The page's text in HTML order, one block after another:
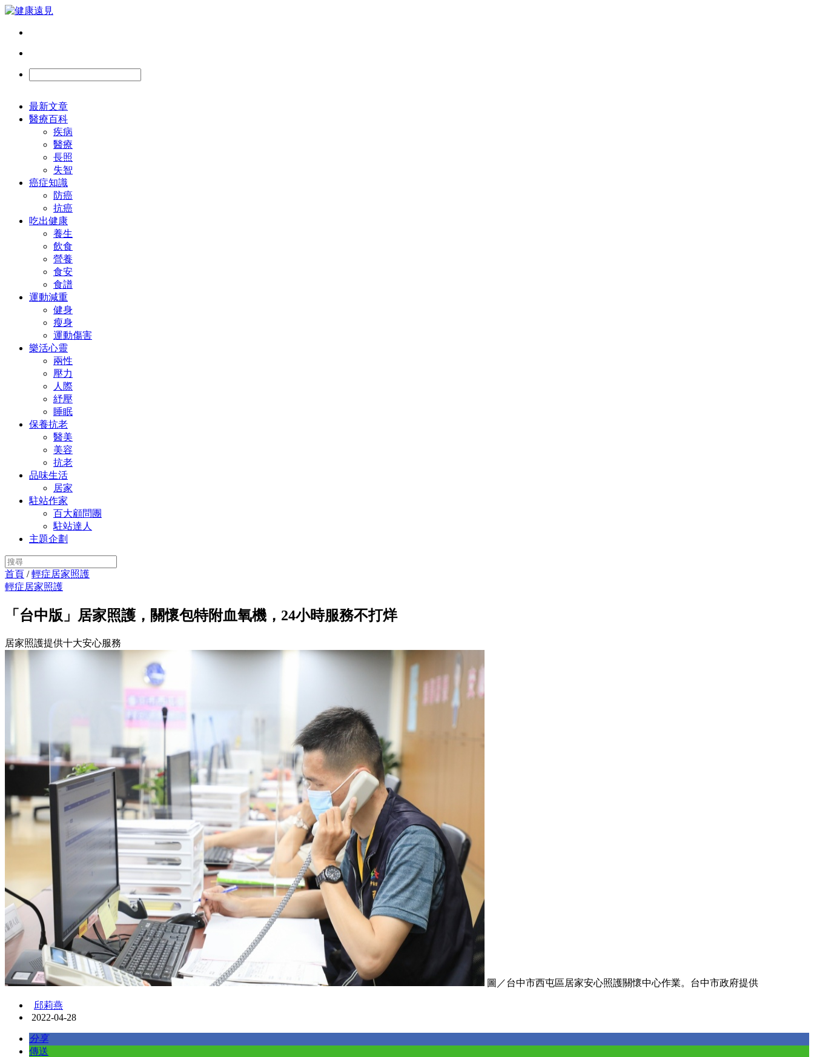
最新文章
醫療百科
疾病
醫療
長照
失智
癌症知識
防癌
抗癌
吃出健康
養生
飲食
營養
食安
食譜
運動減重
健身
瘦身
運動傷害
樂活心靈
兩性
壓力
人際
紓壓
睡眠
保養抗老
醫美
美容
抗老
品味生活
居家
駐站作家
百大顧問團
駐站達人
主題企劃
首頁 /輕症居家照護
輕症居家照護
「台中版」居家照護，關懷包特附血氧機，24小時服務不打烊
居家照護提供十大安心服務
圖／台中市西屯區居家安心照護關懷中心作業。台中市政府提供
邱莉燕
2022-04-28
分享
傳送